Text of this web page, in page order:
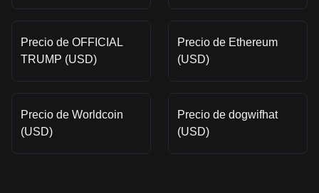
Precio de OFFICIAL
TRUMP (USD)
Precio de Ethereum
(USD)
Precio de Worldcoin
(USD)
Precio de dogwifhat
(USD)